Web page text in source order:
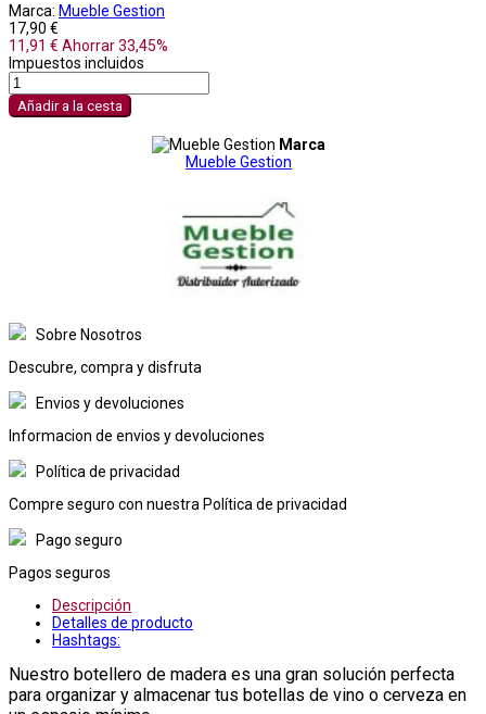
Marca: Mueble Gestion
17,90 €
11,91 € Ahorrar 33,45%
Impuestos incluidos
Añadir a la cesta
Marca
Mueble Gestion
Sobre Nosotros
Descubre, compra y disfruta
Envios y devoluciones
Informacion de envios y devoluciones
Política de privacidad
Compre seguro con nuestra Política de privacidad
Pago seguro
Pagos seguros
Descripción
Detalles de producto
Hashtags:
Nuestro botellero de madera es una gran solución perfecta
para organizar y almacenar tus botellas de vino o cerveza en